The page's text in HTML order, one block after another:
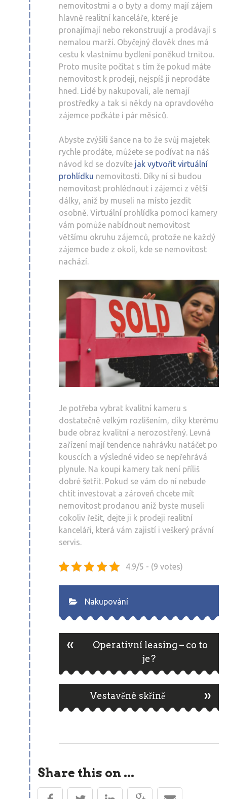
nemovitostmi a o byty a domy mají zájem
hlavně realitní kanceláře, které je
pronajímají nebo rekonstruují a prodávají s
nemalou marží. Obyčejný člověk dnes má
cestu k vlastnímu bydlení poněkud trnitou.
Proto musíte počítat s tím že pokud máte
nemovitost k prodeji, nejspíš ji neprodáte
hned. Lidé by nakupovali, ale nemají
prostředky a tak si někdy na opravdového
zájemce počkáte i pár měsíců.
Abyste zvýšili šance na to že svůj majetek
rychle prodáte, můžete se podívat na náš
návod kd se dozvíte jak vytvořit virtuální
prohlídku nemovitosti. Díky ní si budou
nemovitost prohlédnout i zájemci z větší
dálky, aniž by museli na místo jezdit
osobně. Virtuální prohlídka pomocí kamery
vám pomůže nabídnout nemovitost
většímu okruhu zájemců, protože ne každý
zájemce bude z okolí, kde se nemovitost
nachází.
Je potřeba vybrat kvalitní kameru s
dostatečně velkým rozlišením, díky kterému
bude obraz kvalitní a nerozostřený. Levná
zařízení mají tendence nahrávku natáčet po
kouscích a výsledné video se nepřehrává
plynule. Na koupi kamery tak není příliš
dobré šetřit. Pokud se vám do ní nebude
chtít investovat a zároveň chcete mít
nemovitost prodanou aniž byste museli
cokoliv řešit, dejte ji k prodeji realitní
kanceláři, která vám zajistí i veškerý právní
servis.
4.9/5 - (9 votes)
Nakupování
Post
navigation
«
Operativní leasing – co to
je?
Vestavěné skříně »
Share this on ...